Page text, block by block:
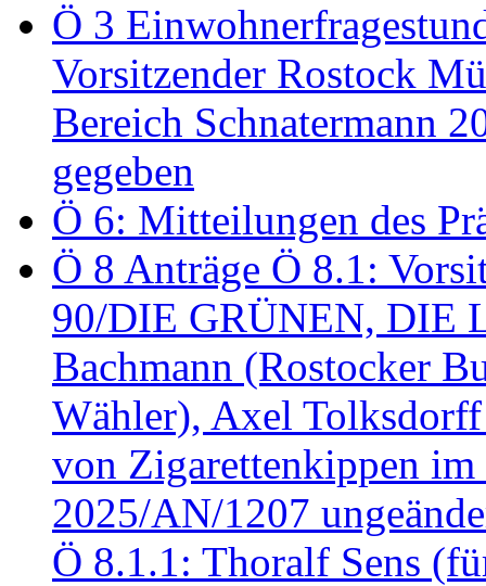
Ö 3
Vorsitzender Rostock
Bereich Schnatermann
gegeben
Ö 6: Mitteilungen des
Ö 8 Anträge Ö 8.1:
90/DIE GRÜNEN, DIE
Bachmann (Rostocker
Wähler), Axel
von Zigarettenkippen
2025/AN/1207
Ö 8.1.1: Thoralf Sens